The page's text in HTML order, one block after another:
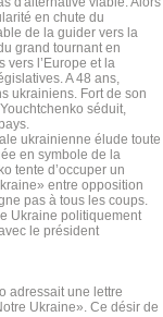
en chute du
de la guider vers la
grand tournant en
vers l’Europe et la
A 48 ans,
ukrainiens. Fort de son
séduit,
ukrainienne élude toute
en symbole de la
tente d’occuper un
entre opposition
pas à tous les coups.
Ukraine politiquement
le président
adressait une lettre
Ukraine». Ce désir de